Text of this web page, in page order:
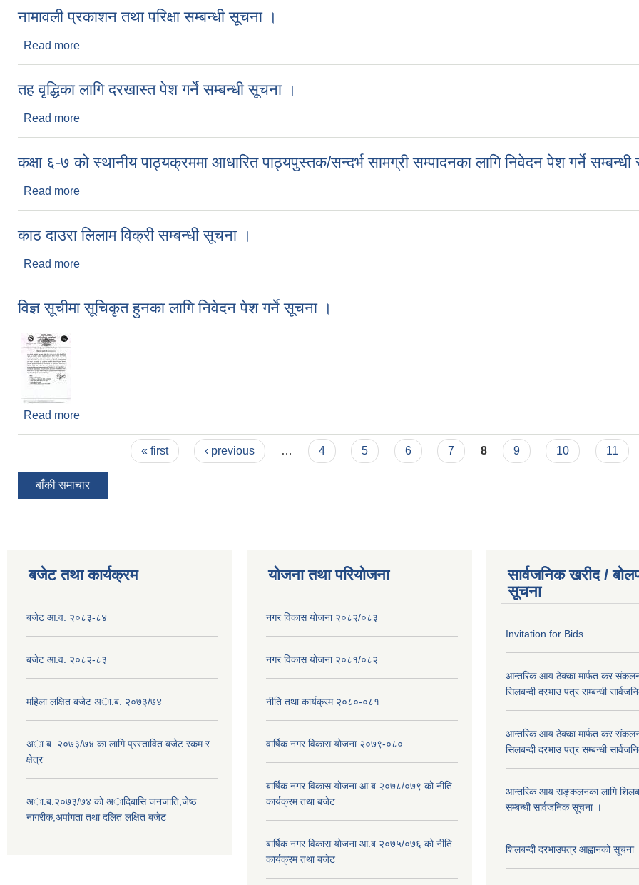
नामावली प्रकाशन तथा परिक्षा सम्बन्धी सूचना ।
Read more
तह वृद्धिका लागि दरखास्त पेश गर्ने सम्बन्धी सूचना ।
Read more
कक्षा ६-७ को स्थानीय पाठ्यक्रममा आधारित पाठ्यपुस्तक/सन्दर्भ सामग्री सम्पादनका लागि निवेदन पेश गर्ने
Read more
काठ दाउरा लिलाम विक्री सम्बन्धी सूचना ।
Read more
विज्ञ सूचीमा सूचिकृत हुनका लागि निवेदन पेश गर्ने सूचना ।
Read more
« first ‹ previous … 4 5 6 7 8 9 10 11
बाँकी समाचार
बजेट तथा कार्यक्रम
बजेट आ.व. २०८३-८४
बजेट आ.व. २०८२-८३
महिला लक्षित बजेट अा.ब. २०७३/७४
अा.ब. २०७३/७४ का लागि प्रस्तावित बजेट रकम र
क्षेत्र
अा.ब.२०७३/७४ काे अादिबासि जनजाति,जेष्ठ
नागरीक,अपांगता तथा दलित लक्षित बजेट
योजना तथा परियोजना
नगर विकास योजना २०८२/०८३
नगर विकास योजना २०८१/०८२
नीति तथा कार्यक्रम २०८०-०८१
वार्षिक नगर विकास योजना २०७९-०८०
बार्षिक नगर विकास योजना आ.ब २०७८/०७९ को नीति
कार्यक्रम तथा बजेट
बार्षिक नगर विकास योजना आ.ब २०७५/०७६ को नीति
कार्यक्रम तथा बजेट
सार्वजनिक खरीद /
सूचना
Invitation for Bids
आन्तरिक आय ठेक्का मार्फत कर संकलन
सिलबन्दी दरभाउ पत्र सम्बन्धी
आन्तरिक आय ठेक्का मार्फत कर संकलन
सिलबन्दी दरभाउ पत्र सम्बन्धी
आन्तरिक आय सङ्कलनका लागि
सम्बन्धी सार्वजनिक सूचना ।
शिलबन्दी दरभाउपत्र आह्वानको सूचना